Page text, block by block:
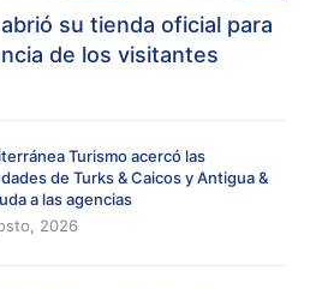
su tienda oficial para
de los visitantes
Turismo acercó las
de Turks & Caicos y Antigua &
a las agencias
2026